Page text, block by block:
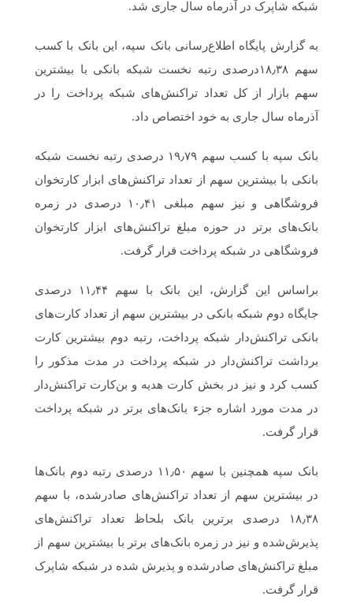
شبکه شاپرک در آذر‌ماه سال جاری شد.
به گزارش پایگاه اطلاع‌رسانی بانک سپه، این بانک با کسب
سهم ۱۸٫۳۸درصدی رتبه نخست شبکه بانکی با بیشترین
سهم بازار از کل تعداد تراکنش‌های شبکه پرداخت را در
آذر‌ماه سال جاری به خود اختصاص داد.
بانک سپه با کسب سهم ۱۹٫۷۹ درصدی رتبه نخست شبکه
بانکی با بیشترین سهم از تعداد تراکنش‌های ابزار کارتخوان
فروشگاهی و نیز سهم مبلغی ۱۰٫۴۱ درصدی در زمره
بانک‌های برتر در حوزه مبلغ تراکنش‌های ابزار کارتخوان
فروشگاهی در شبکه پرداخت قرار گرفت.
براساس این گزارش، این بانک با سهم ۱۱٫۴۴ درصدی
جایگاه دوم شبکه بانکی در بیشترین سهم از تعداد کارت‌های
بانکی تراکنش‌دار شبکه پرداخت، رتبه دوم بیشترین کارت
برداشت تراکنش‌دار در شبکه پرداخت در مدت مذکور را
کسب کرد و نیز در بخش کارت هدیه و بن‌کارت تراکنش‌دار
در مدت مورد اشاره جزء بانک‌های برتر در شبکه پرداخت
قرار گرفت.
بانک سپه همچنین با سهم ۱۱٫۵۰ درصدی رتبه دوم بانک‌ها
در بیشترین سهم از تعداد تراکنش‌های صادرشده، با سهم
۱۸٫۳۸ درصدی برترین بانک بلحاظ تعداد تراکنش‌های
پذیرش‌شده و نیز در زمره بانک‌های برتر با بیشترین سهم از
مبلغ تراکنش‌های صادرشده و پذیرش شده در شبکه شاپرک
قرار گرفت.